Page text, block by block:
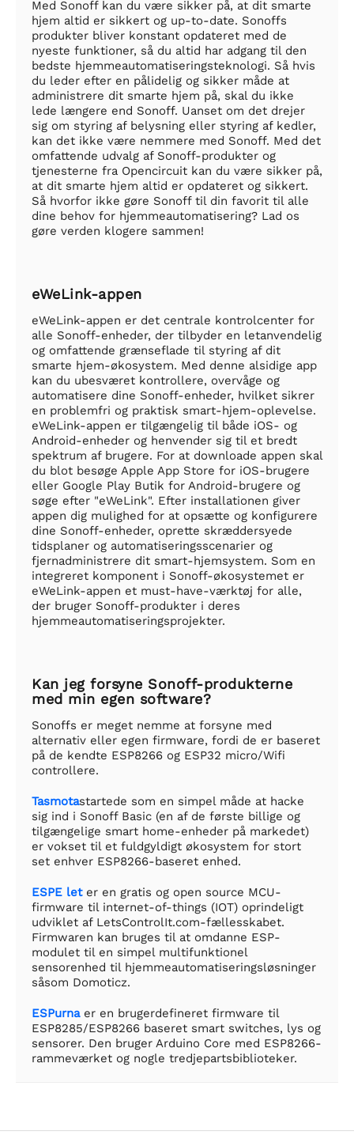
Med Sonoff kan du være sikker på, at dit smarte
hjem altid er sikkert og up-to-date. Sonoffs
produkter bliver konstant opdateret med de
nyeste funktioner, så du altid har adgang til den
bedste hjemmeautomatiseringsteknologi. Så hvis
du leder efter en pålidelig og sikker måde at
administrere dit smarte hjem på, skal du ikke
lede længere end Sonoff. Uanset om det drejer
sig om styring af belysning eller styring af kedler,
kan det ikke være nemmere med Sonoff. Med det
omfattende udvalg af Sonoff-produkter og
tjenesterne fra Opencircuit kan du være sikker på,
at dit smarte hjem altid er opdateret og sikkert.
Så hvorfor ikke gøre Sonoff til din favorit til alle
dine behov for hjemmeautomatisering? Lad os
gøre verden klogere sammen!
eWeLink-appen
eWeLink-appen er det centrale kontrolcenter for
alle Sonoff-enheder, der tilbyder en letanvendelig
og omfattende grænseflade til styring af dit
smarte hjem-økosystem. Med denne alsidige app
kan du ubesværet kontrollere, overvåge og
automatisere dine Sonoff-enheder, hvilket sikrer
en problemfri og praktisk smart-hjem-oplevelse.
eWeLink-appen er tilgængelig til både iOS- og
Android-enheder og henvender sig til et bredt
spektrum af brugere. For at downloade appen skal
du blot besøge Apple App Store for iOS-brugere
eller Google Play Butik for Android-brugere og
søge efter "eWeLink". Efter installationen giver
appen dig mulighed for at opsætte og konfigurere
dine Sonoff-enheder, oprette skræddersyede
tidsplaner og automatiseringsscenarier og
fjernadministrere dit smart-hjemsystem. Som en
integreret komponent i Sonoff-økosystemet er
eWeLink-appen et must-have-værktøj for alle,
der bruger Sonoff-produkter i deres
hjemmeautomatiseringsprojekter.
Kan jeg forsyne Sonoff-produkterne
med min egen software?
Sonoffs er meget nemme at forsyne med
alternativ eller egen firmware, fordi de er baseret
på de kendte ESP8266 og ESP32 micro/Wifi
controllere.
Tasmotastartede som en simpel måde at hacke
sig ind i Sonoff Basic (en af de første billige og
tilgængelige smart home-enheder på markedet)
er vokset til et fuldgyldigt økosystem for stort
set enhver ESP8266-baseret enhed.
ESPE leter en gratis og open source MCU-
firmware til internet-of-things (IOT) oprindeligt
udviklet af LetsControlIt.com-fællesskabet.
Firmwaren kan bruges til at omdanne ESP-
modulet til en simpel multifunktionel
sensorenhed til hjemmeautomatiseringsløsninger
såsom Domoticz.
ESPurnaer en brugerdefineret firmware til
ESP8285/ESP8266 baseret smart switches, lys og
sensorer. Den bruger Arduino Core med ESP8266-
rammeværket og nogle tredjepartsbiblioteker.